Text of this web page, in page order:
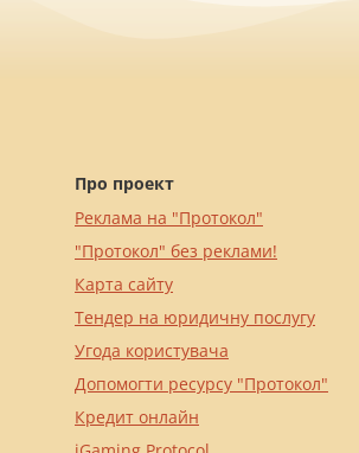
Про проект
Реклама на "Протокол"
"Протокол" без реклами!
Карта сайту
Тендер на юридичну послугу
Угода користувача
Допомогти ресурсу "Протокол"
Кредит онлайн